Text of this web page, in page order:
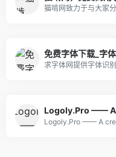
猫啃网致力于与大家
免费字体下载_字
求字体网提供字体识
Logoly.Pro —— A
Logoly.Pro —— A